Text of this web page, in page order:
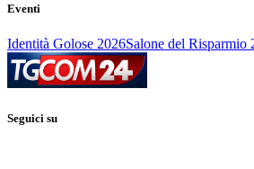
Eventi
Identità Golose 2026Salone del Risparmio
Seguici su